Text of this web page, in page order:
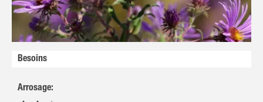
Besoins
Arrosage: